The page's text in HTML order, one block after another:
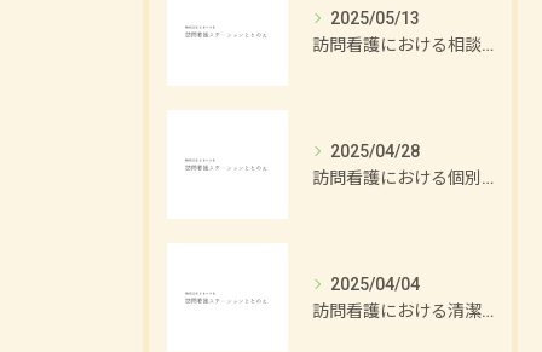
2025/05/13
訪問看護における相談支援の重要性
2025/04/28
訪問看護における個別ケアの重要性
2025/04/04
訪問看護における清潔援助の方法